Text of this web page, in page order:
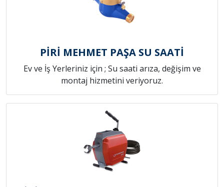
PİRİ MEHMET PAŞA SU SAATİ
Ev ve İş Yerleriniz için ; Su saati arıza, değişim ve
montaj hizmetini veriyoruz.